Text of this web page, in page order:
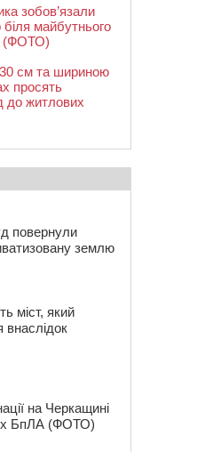
зобов’язали
майбутнього
(ФОТО)
см та шириною
просять
до житлових
повернули
землю
міст, який
на Черкащині
БпЛА (ФОТО)